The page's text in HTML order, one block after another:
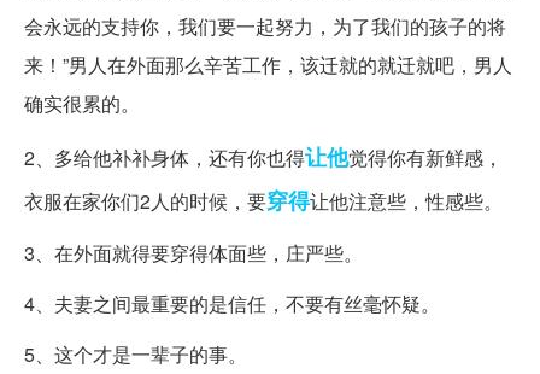
会永远的支持你，我们要一起努力，为了我们的孩子的将
来！”男人在外面那么辛苦工作，该迁就的就迁就吧，男人
确实很累的。
2、多给他补补身体，还有你也得让他觉得你有新鲜感，
衣服在家你们2人的时候，要穿得让他注意些，性感些。
3、在外面就得要穿得体面些，庄严些。
4、夫妻之间最重要的是信任，不要有丝毫怀疑。
5、这个才是一辈子的事。